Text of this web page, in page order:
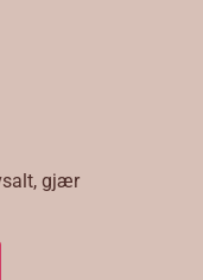
gjær